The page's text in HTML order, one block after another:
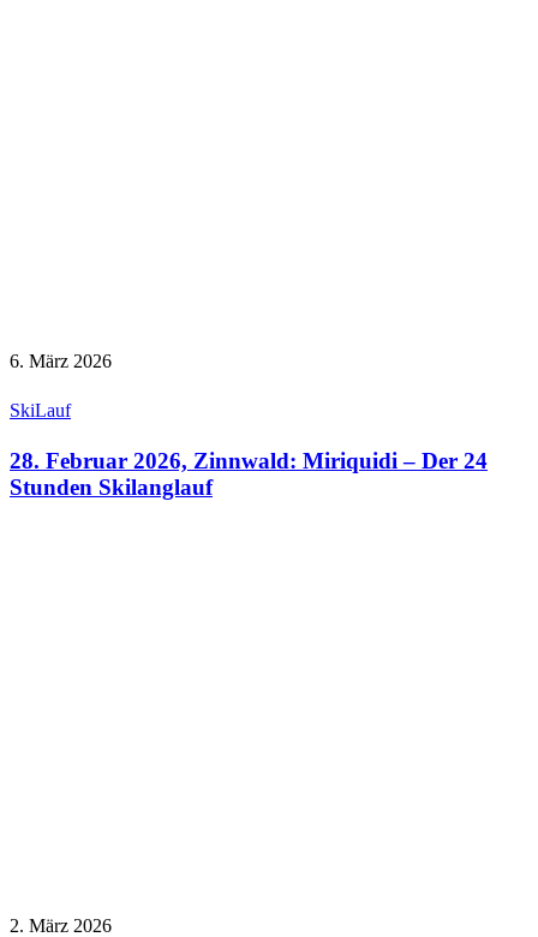
6. März 2026
SkiLauf
28. Februar 2026, Zinnwald: Miriquidi – Der 24
Stunden Skilanglauf
2. März 2026